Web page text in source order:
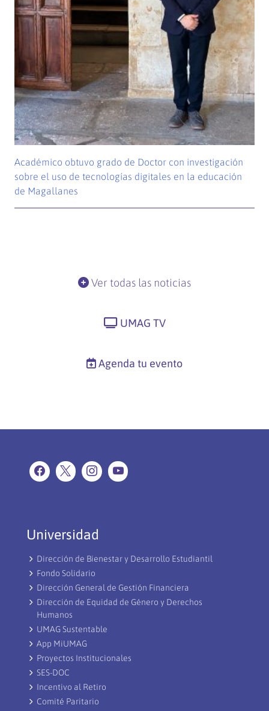
Académico obtuvo grado de Doctor con investigación
sobre el uso de tecnologías digitales en la educación
de Magallanes
Ver todas las noticias
UMAG TV
Agenda tu evento
Universidad
Dirección de Bienestar y Desarrollo Estudiantil
Fondo Solidario
Dirección General de Gestión Financiera
Dirección de Equidad de Género y Derechos
Humanos
UMAG Sustentable
App MiUMAG
Proyectos Institucionales
SES-DOC
Incentivo al Retiro
Comité Paritario